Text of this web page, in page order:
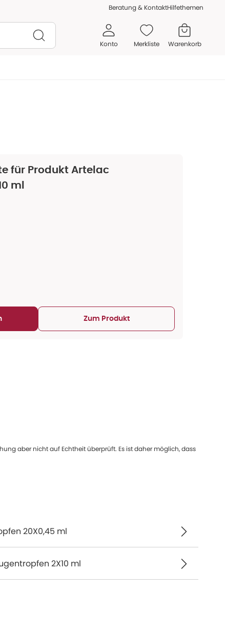
Beratung & KontaktHilfethemen
Konto Merkliste Warenkorb
für Produkt Artelac
ml
Zum Produkt
aber nicht auf Echtheit überprüft. Es ist daher möglich, dass
20X0,45 ml
2X10 ml